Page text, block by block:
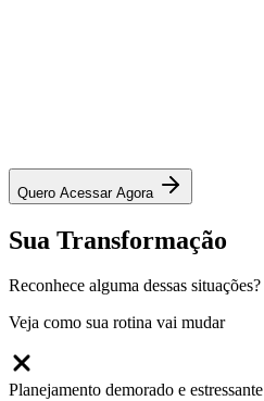
Quero Acessar Agora
Sua Transformação
Reconhece alguma dessas situações?
Veja como sua rotina vai mudar
Planejamento demorado e estressante